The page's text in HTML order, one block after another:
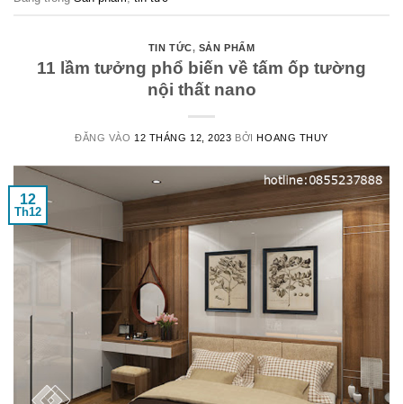
TIN TỨC, SẢN PHẨM
11 lầm tưởng phổ biến về tấm ốp tường
nội thất nano
ĐĂNG VÀO 12 THÁNG 12, 2023 BỞIHOANG THUY
12
Th12